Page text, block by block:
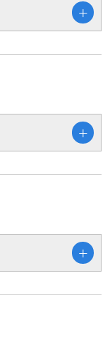
+
+
+